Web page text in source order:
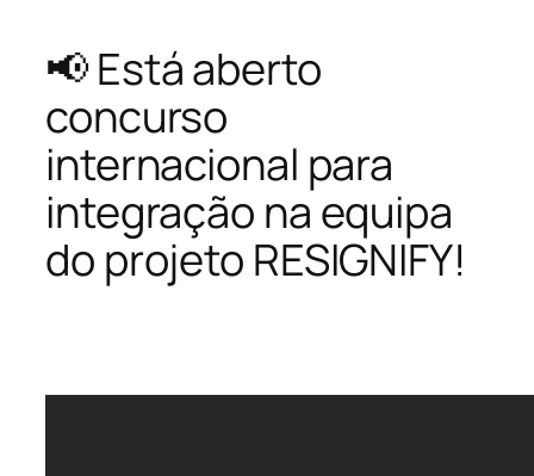
📢 Está aberto
concurso
internacional para
integração na equipa
do projeto RESIGNIFY!